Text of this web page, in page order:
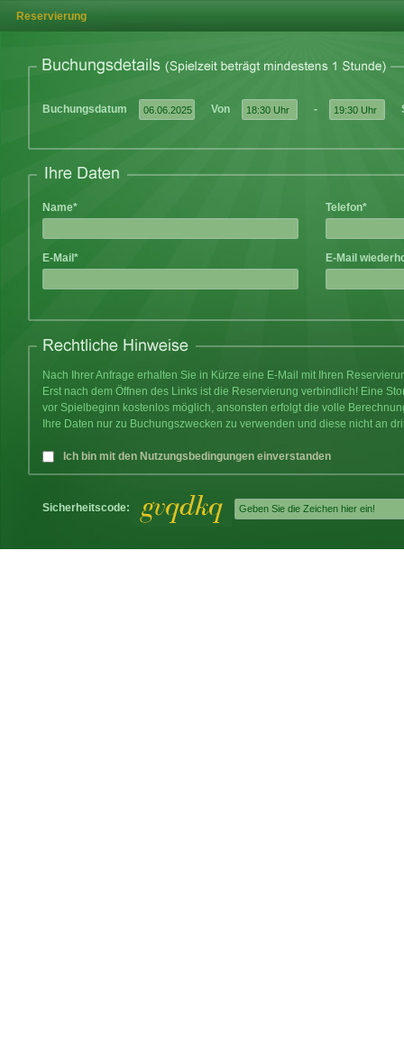
Reservierung
Buchungsdatum Von -
Name* Telefon*
E-Mail* E-Mail
Nach Ihrer Anfrage erhalten Sie in Kürze eine E-Mail mit Ihren
Erst nach dem Öffnen des Links ist die Reservierung verbindlich! Eine
vor Spielbeginn kostenlos möglich, ansonsten erfolgt die volle
Ihre Daten nur zu Buchungszwecken zu verwenden und diese nicht an
Ich bin mit den Nutzungsbedingungen einverstanden
Sicherheitscode: